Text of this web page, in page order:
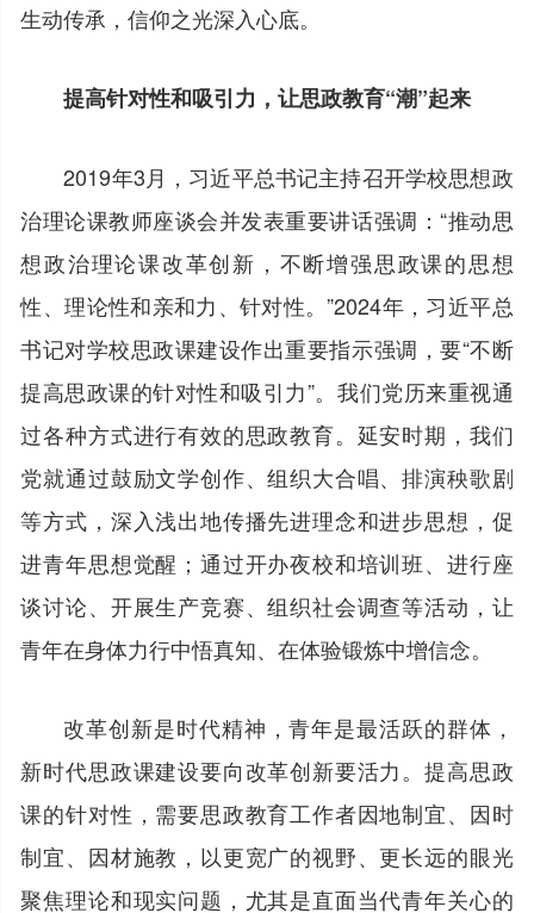
生动传承，信仰之光深入心底。
提高针对性和吸引力，让思政教育“潮”起来
2019年3月，习近平总书记主持召开学校思想政
治理论课教师座谈会并发表重要讲话强调：“推动思
想政治理论课改革创新，不断增强思政课的思想
性、理论性和亲和力、针对性。”2024年，习近平总
书记对学校思政课建设作出重要指示强调，要“不断
提高思政课的针对性和吸引力”。我们党历来重视通
过各种方式进行有效的思政教育。延安时期，我们
党就通过鼓励文学创作、组织大合唱、排演秧歌剧
等方式，深入浅出地传播先进理念和进步思想，促
进青年思想觉醒；通过开办夜校和培训班、进行座
谈讨论、开展生产竞赛、组织社会调查等活动，让
青年在身体力行中悟真知、在体验锻炼中增信念。
改革创新是时代精神，青年是最活跃的群体，
新时代思政课建设要向改革创新要活力。提高思政
课的针对性，需要思政教育工作者因地制宜、因时
制宜、因材施教，以更宽广的视野、更长远的眼光
聚焦理论和现实问题，尤其是直面当代青年关心的